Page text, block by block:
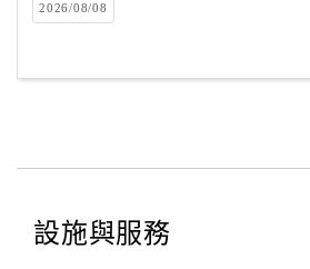
2026/08/08
設施與服務